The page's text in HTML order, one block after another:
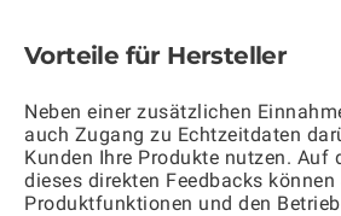
Vorteile für Hersteller
Neben einer zusätzlichen
auch Zugang zu Echtzeitdaten
Kunden Ihre Produkte nutzen. Auf
dieses direkten Feedbacks können
Produktfunktionen und den